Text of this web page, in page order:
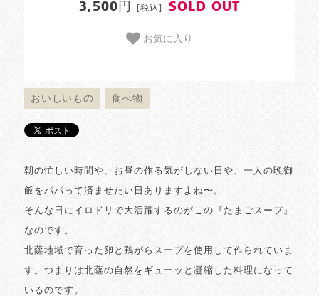
3,500円 [税込] SOLD OUT
お気に入り
おいしいもの 食べ物
朝の忙しい時間や、お昼の作る気がしない日や、一人の晩御
飯をパパって済ませたい日ありますよね〜。
そんな日にイロドリで大活躍するのがこの『たまごスープ』
なのです。
北薩地域で育った卵と鶏がらスープを使用して作られていま
す。つまりは北薩の自然をギューッと凝縮した料理になって
いるのです。